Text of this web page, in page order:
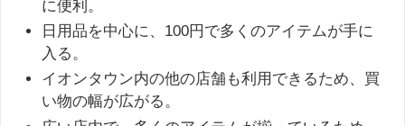
に便利。
日用品を中心に、100円で多くのアイテムが手に
入る。
イオンタウン内の他の店舗も利用できるため、買
い物の幅が広がる。